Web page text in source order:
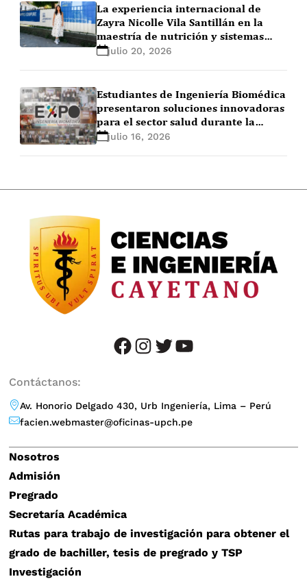
La experiencia internacional de
Zayra Nicolle Vila Santillán en la
maestría de nutrición y sistemas
alimentarios en Ghent University
julio 20, 2026
Estudiantes de Ingeniería Biomédica
presentaron soluciones innovadoras
para el sector salud durante la
EXPO+ Ingeniería Biomédica 2026-1
julio 16, 2026
facebook instagram twitter YouTube
Contáctanos:
Av. Honorio Delgado 430, Urb Ingeniería, Lima – Perú
facien.webmaster@oficinas-upch.pe
Nosotros
Admisión
Pregrado
Secretaría Académica
Rutas para trabajo de investigación para obtener el
grado de bachiller, tesis de pregrado y TSP
Investigación